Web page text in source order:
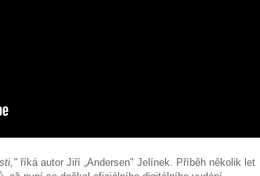
říká autor Jiří „Andersen" Jelínek. Příběh několik let